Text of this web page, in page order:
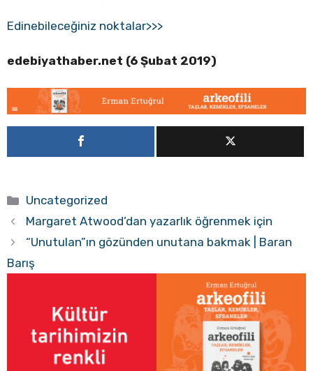
Edinebileceğiniz noktalar>>>
edebiyathaber.net (6 Şubat 2019)
Kategoriler
Uncategorized
Margaret Atwood’dan yazarlık öğrenmek için
“Unutulan”ın gözünden unutana bakmak | Baran
Barış